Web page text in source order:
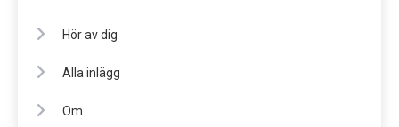
Hör av dig
Alla inlägg
Om